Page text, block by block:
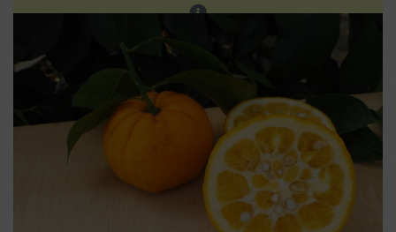
Les ventes sur place continuent. Prochain réassort sur
notre site en fin d'été.